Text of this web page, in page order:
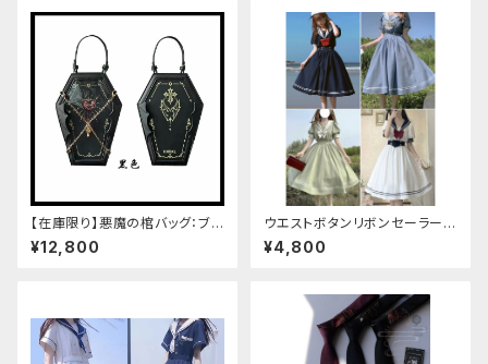
【在庫限り】悪魔の棺バッグ：ブラ
ック
¥12,800
ウエストボタンリボンセーラーワ
ンピース
¥4,800